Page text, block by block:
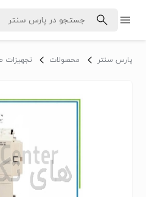
پارس سنتر محصولات تجهیزات